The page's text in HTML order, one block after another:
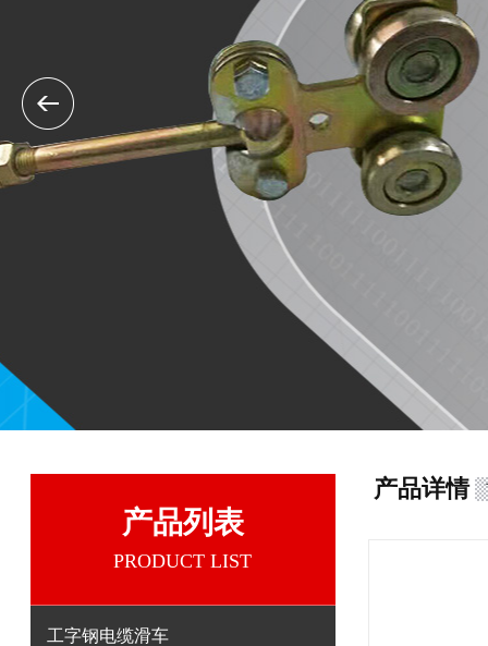
产品列表
PRODUCT LIST
工字钢电缆滑车
产品详情